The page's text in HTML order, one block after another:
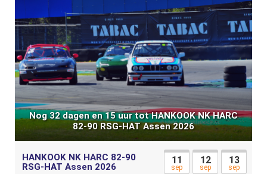
Nog 32 dagen en 15 uur tot HANKOOK NK HARC
82-90 RSG-HAT Assen 2026
HANKOOK NK HARC 82-90
RSG-HAT Assen 2026
11
sep
12
sep
13
sep